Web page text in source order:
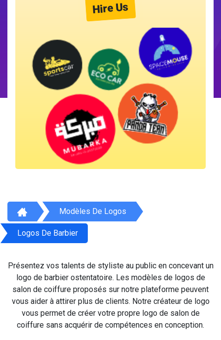
Hire Us
Modèles De Logos
Logos De Barbier
Présentez vos talents de styliste au public en concevant un
logo de barbier ostentatoire. Les modèles de logos de
salon de coiffure proposés sur notre plateforme peuvent
vous aider à attirer plus de clients. Notre créateur de logo
vous permet de créer votre propre logo de salon de
coiffure sans acquérir de compétences en conception.